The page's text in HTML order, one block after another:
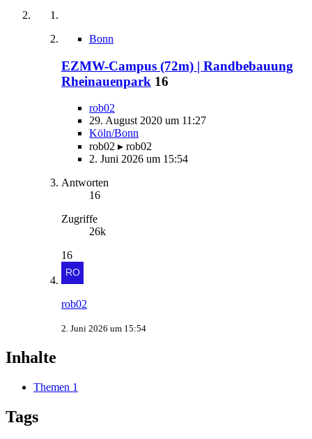
Bonn
EZMW-Campus (72m) | Randbebauung
Rheinauenpark 16
rob02
29. August 2020 um 11:27
Köln/Bonn
rob02 ▸ rob02
2. Juni 2026 um 15:54
Antworten
16
Zugriffe
26k
16
rob02
2. Juni 2026 um 15:54
Inhalte
Themen 1
Tags